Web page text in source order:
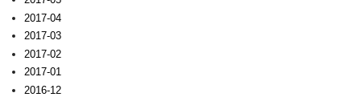
2017-04
2017-03
2017-02
2017-01
2016-12